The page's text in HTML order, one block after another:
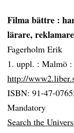
Filma bättre :
lärare,
Fagerholm Erik
1. uppl. : Malmö :
http://
ISBN: 91-47-
Mandatory
Search the